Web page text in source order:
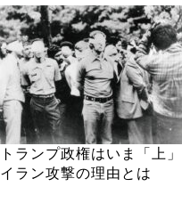
トランプ政権はいま「上」
イラン攻撃の理由とは